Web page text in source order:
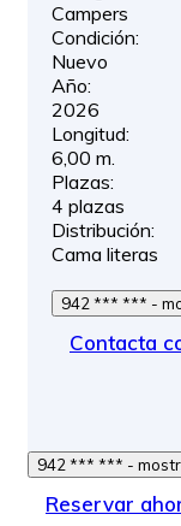
Campers
Condición:
Nuevo
Año:
2026
Longitud:
6,00 m.
Plazas:
4 plazas
Distribución:
Cama literas
942 ***
Contacta
942 *** *** -
Reservar